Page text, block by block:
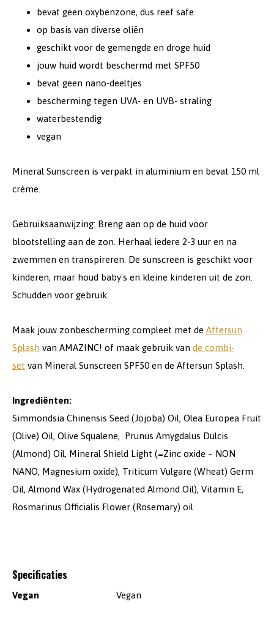
bevat geen oxybenzone, dus reef safe
op basis van diverse oliën
geschikt voor de gemengde en droge huid
jouw huid wordt beschermd met SPF50
bevat geen nano-deeltjes
bescherming tegen UVA- en UVB- straling
waterbestendig
vegan
Mineral Sunscreen is verpakt in aluminium en bevat 150 ml
crème.
Gebruiksaanwijzing: Breng aan op de huid voor
blootstelling aan de zon. Herhaal iedere 2-3 uur en na
zwemmen en transpireren. De sunscreen is geschikt voor
kinderen, maar houd baby's en kleine kinderen uit de zon.
Schudden voor gebruik.
Maak jouw zonbescherming compleet met de Aftersun
Splash van AMAZINC! of maak gebruik van de combi-
set van Mineral Sunscreen SPF50 en de Aftersun Splash.
Ingrediënten:
Simmondsia Chinensis Seed (Jojoba) Oil, Olea Europea Fruit
(Olive) Oil, Olive Squalene, Prunus Amygdalus Dulcis
(Almond) Oil, Mineral Shield Light (=Zinc oxide – NON
NANO, Magnesium oxide), Triticum Vulgare (Wheat) Germ
Oil, Almond Wax (Hydrogenated Almond Oil), Vitamin E,
Rosmarinus Officialis Flower (Rosemary) oil
Specificaties
Vegan Vegan